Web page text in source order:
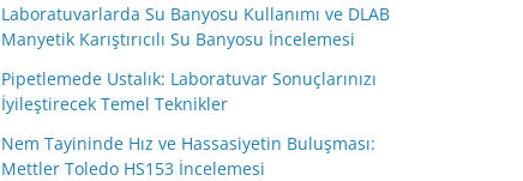
Laboratuvarlarda Su Banyosu Kullanımı ve DLAB
Manyetik Karıştırıcılı Su Banyosu İncelemesi
Pipetlemede Ustalık: Laboratuvar Sonuçlarınızı
İyileştirecek Temel Teknikler
Nem Tayininde Hız ve Hassasiyetin Buluşması:
Mettler Toledo HS153 İncelemesi